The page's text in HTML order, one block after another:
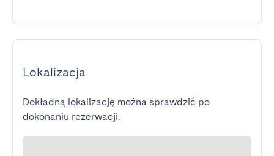
Lokalizacja
Dokładną lokalizację można sprawdzić po
dokonaniu rezerwacji.